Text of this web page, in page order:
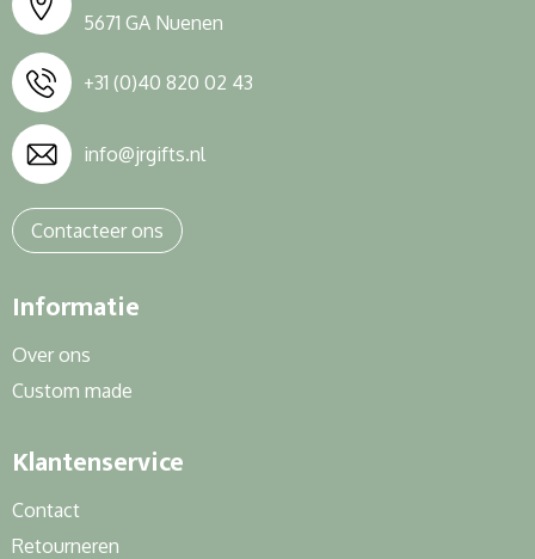
5671 GA Nuenen
+31 (0)40 820 02 43
info@jrgifts.nl
Contacteer ons
Informatie
Over ons
Custom made
Klantenservice
Contact
Retourneren